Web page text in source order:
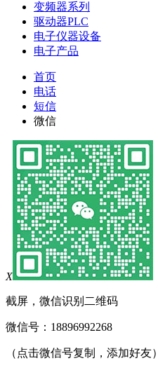
变频器系列
驱动器PLC
电子仪器设备
电子产品
首页
电话
短信
微信
X
截屏，微信识别二维码
微信号： 18896992268
（点击微信号复制，添加好友）